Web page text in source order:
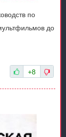
по
до
+8